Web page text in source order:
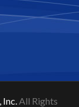
Inc.All Rights